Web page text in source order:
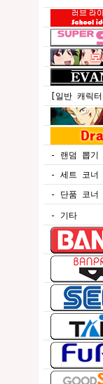
[일반 캐릭터]
- 랜덤 뽑기
- 세트 코너
- 단품 코너
- 기타